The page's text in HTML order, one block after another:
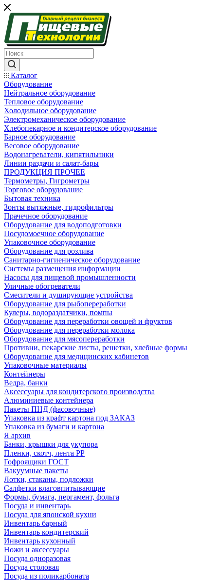
Каталог
Оборудование
Нейтральное оборудование
Тепловое оборудование
Холодильное оборудование
Электромеханическое оборудование
Хлебопекарное и кондитерское оборудование
Барное оборудование
Весовое оборудование
Водонагреватели, кипятильники
Линии раздачи и салат-бары
ПРОДУКЦИЯ ПРОЧЕЕ
Термометры, Гигрометры
Торговое оборудование
Бытовая техника
Зонты вытяжные, гидрофильтры
Прачечное оборудование
Оборудование для водоподготовки
Посудомоечное оборудование
Упаковочное оборудование
Оборудование для розлива
Санитарно-гигиеническое оборудование
Системы размещения информации
Насосы для пищевой промышленности
Уличные обогреватели
Смесители и душирующие устройства
Оборудование для рыбопереработки
Кулеры, водораздатчики, помпы
Оборудование для переработки овощей и фруктов
Оборудование для переработки молока
Оборудование для мясопереработки
Противни, пекарские листы, решетки, хлебные формы
Оборудование для медицинских кабинетов
Упаковочные материалы
Контейнеры
Ведра, банки
Аксессуары для кондитерского производства
Алюминиевые контейнера
Пакеты ПНД (фасовочные)
Упаковка из крафт картона под ЗАКАЗ
Упаковка из бумаги и картона
Я архив
Банки, крышки для укупора
Пленки, скотч, лента РР
Гофроящики ГОСТ
Вакуумные пакеты
Лотки, стаканы, подложки
Салфетки влаговпитывающие
Формы, бумага, пергамент, фольга
Посуда и инвентарь
Посуда для японской кухни
Инвентарь барный
Инвентарь кондитерский
Инвентарь кухонный
Ножи и аксессуары
Посуда одноразовая
Посуда столовая
Посуда из поликарбоната